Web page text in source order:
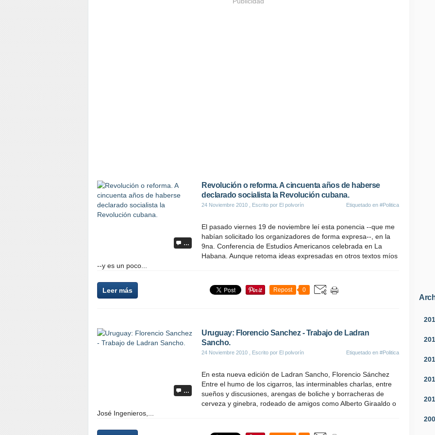
…
Revolución o reforma. A cincuenta años de haberse
declarado socialista la Revolución cubana.
24 Noviembre 2010 , Escrito por El polvorín Etiquetado en #Politica
El pasado viernes 19 de noviembre leí esta ponencia --que me
habían solicitado los organizadores de forma expresa--, en la
9na. Conferencia de Estudios Americanos celebrada en La
Habana. Aunque retoma ideas expresadas en otros textos míos
--y es un poco...
Leer más Repost 0
…
Uruguay: Florencio Sanchez - Trabajo de Ladran
Sancho.
24 Noviembre 2010 , Escrito por El polvorín Etiquetado en #Politica
En esta nueva edición de Ladran Sancho, Florencio Sánchez
Entre el humo de los cigarros, las interminables charlas, entre
sueños y discusiones, arengas de boliche y borracheras de
cerveza y ginebra, rodeado de amigos como Alberto Giraaldo o
José Ingenieros,...